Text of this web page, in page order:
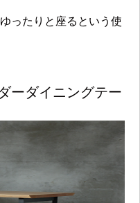
ったりと座るという使
ーダイニングテー